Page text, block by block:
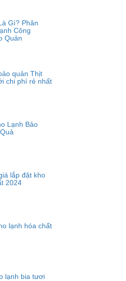
Gì? Phân
Công
Quản
quản Thịt
chi phí rẻ nhất
Lạnh Bảo
lắp đặt kho
2024
lạnh hóa chất
lạnh bia tươi